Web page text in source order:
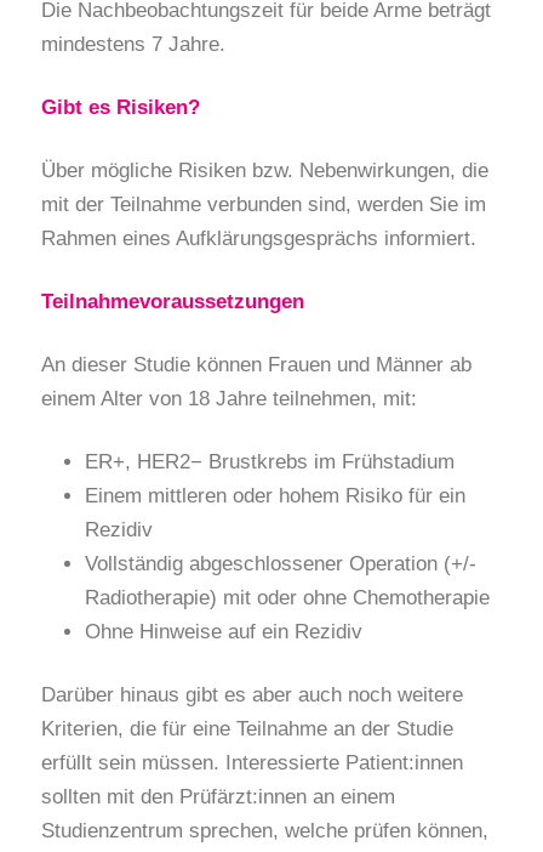
Die Nachbeobachtungszeit für beide Arme beträgt
mindestens 7 Jahre.
Gibt es Risiken?
Über mögliche Risiken bzw. Nebenwirkungen, die
mit der Teilnahme verbunden sind, werden Sie im
Rahmen eines Aufklärungsgesprächs informiert.
Teilnahmevoraussetzungen
An dieser Studie können Frauen und Männer ab
einem Alter von 18 Jahre teilnehmen, mit:
ER+, HER2− Brustkrebs im Frühstadium
Einem mittleren oder hohem Risiko für ein
Rezidiv
Vollständig abgeschlossener Operation (+/-
Radiotherapie) mit oder ohne Chemotherapie
Ohne Hinweise auf ein Rezidiv
Darüber hinaus gibt es aber auch noch weitere
Kriterien, die für eine Teilnahme an der Studie
erfüllt sein müssen. Interessierte Patient:innen
sollten mit den Prüfärzt:innen an einem
Studienzentrum sprechen, welche prüfen können,